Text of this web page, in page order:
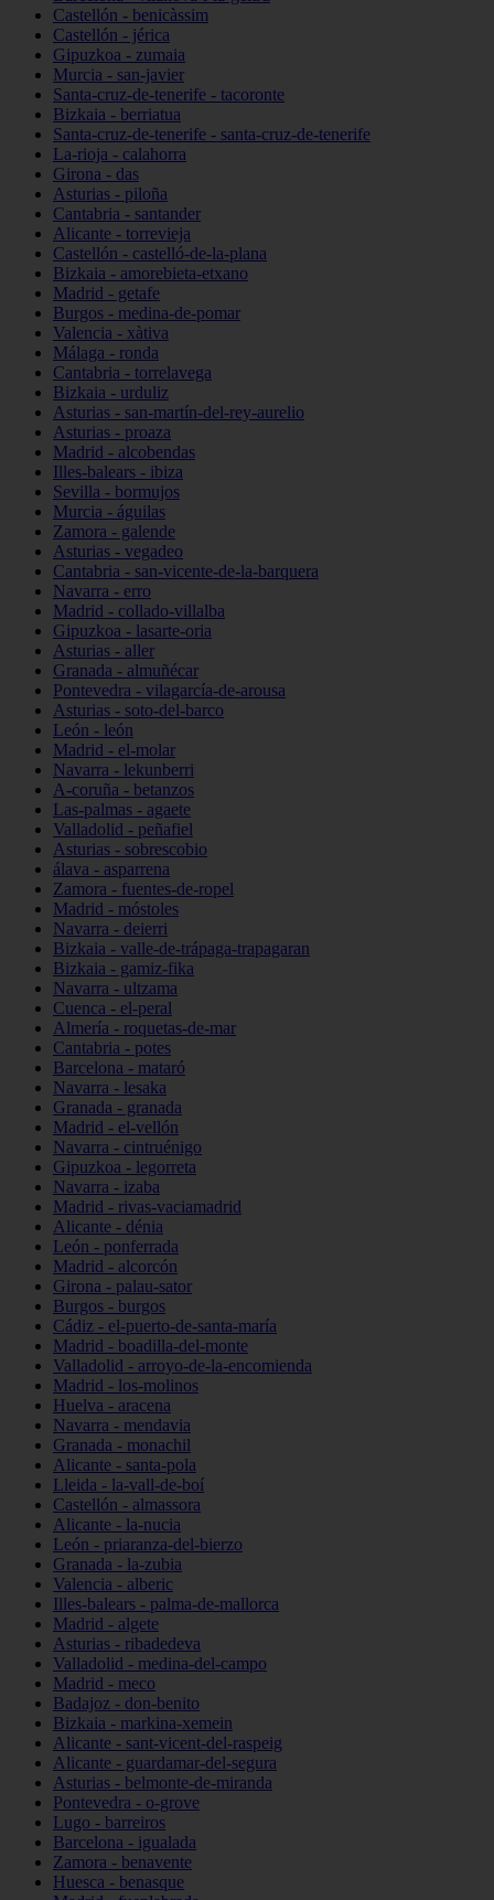
Castellón - benicàssim
Castellón - jérica
Gipuzkoa - zumaia
Murcia - san-javier
Santa-cruz-de-tenerife - tacoronte
Bizkaia - berriatua
Santa-cruz-de-tenerife - santa-cruz-de-tenerife
La-rioja - calahorra
Girona - das
Asturias - piloña
Cantabria - santander
Alicante - torrevieja
Castellón - castelló-de-la-plana
Bizkaia - amorebieta-etxano
Madrid - getafe
Burgos - medina-de-pomar
Valencia - xàtiva
Málaga - ronda
Cantabria - torrelavega
Bizkaia - urduliz
Asturias - san-martín-del-rey-aurelio
Asturias - proaza
Madrid - alcobendas
Illes-balears - ibiza
Sevilla - bormujos
Murcia - águilas
Zamora - galende
Asturias - vegadeo
Cantabria - san-vicente-de-la-barquera
Navarra - erro
Madrid - collado-villalba
Gipuzkoa - lasarte-oria
Asturias - aller
Granada - almuñécar
Pontevedra - vilagarcía-de-arousa
Asturias - soto-del-barco
León - león
Madrid - el-molar
Navarra - lekunberri
A-coruña - betanzos
Las-palmas - agaete
Valladolid - peñafiel
Asturias - sobrescobio
álava - asparrena
Zamora - fuentes-de-ropel
Madrid - móstoles
Navarra - deierri
Bizkaia - valle-de-trápaga-trapagaran
Bizkaia - gamiz-fika
Navarra - ultzama
Cuenca - el-peral
Almería - roquetas-de-mar
Cantabria - potes
Barcelona - mataró
Navarra - lesaka
Granada - granada
Madrid - el-vellón
Navarra - cintruénigo
Gipuzkoa - legorreta
Navarra - izaba
Madrid - rivas-vaciamadrid
Alicante - dénia
León - ponferrada
Madrid - alcorcón
Girona - palau-sator
Burgos - burgos
Cádiz - el-puerto-de-santa-maría
Madrid - boadilla-del-monte
Valladolid - arroyo-de-la-encomienda
Madrid - los-molinos
Huelva - aracena
Navarra - mendavia
Granada - monachil
Alicante - santa-pola
Lleida - la-vall-de-boí
Castellón - almassora
Alicante - la-nucia
León - priaranza-del-bierzo
Granada - la-zubia
Valencia - alberic
Illes-balears - palma-de-mallorca
Madrid - algete
Asturias - ribadedeva
Valladolid - medina-del-campo
Madrid - meco
Badajoz - don-benito
Bizkaia - markina-xemein
Alicante - sant-vicent-del-raspeig
Alicante - guardamar-del-segura
Asturias - belmonte-de-miranda
Pontevedra - o-grove
Lugo - barreiros
Barcelona - igualada
Zamora - benavente
Huesca - benasque